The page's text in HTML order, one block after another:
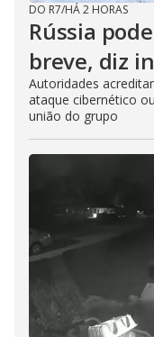
DO R7/HÁ 2 HORAS
Rússia
breve, diz
Autoridades
ataque cibernético
união do grupo